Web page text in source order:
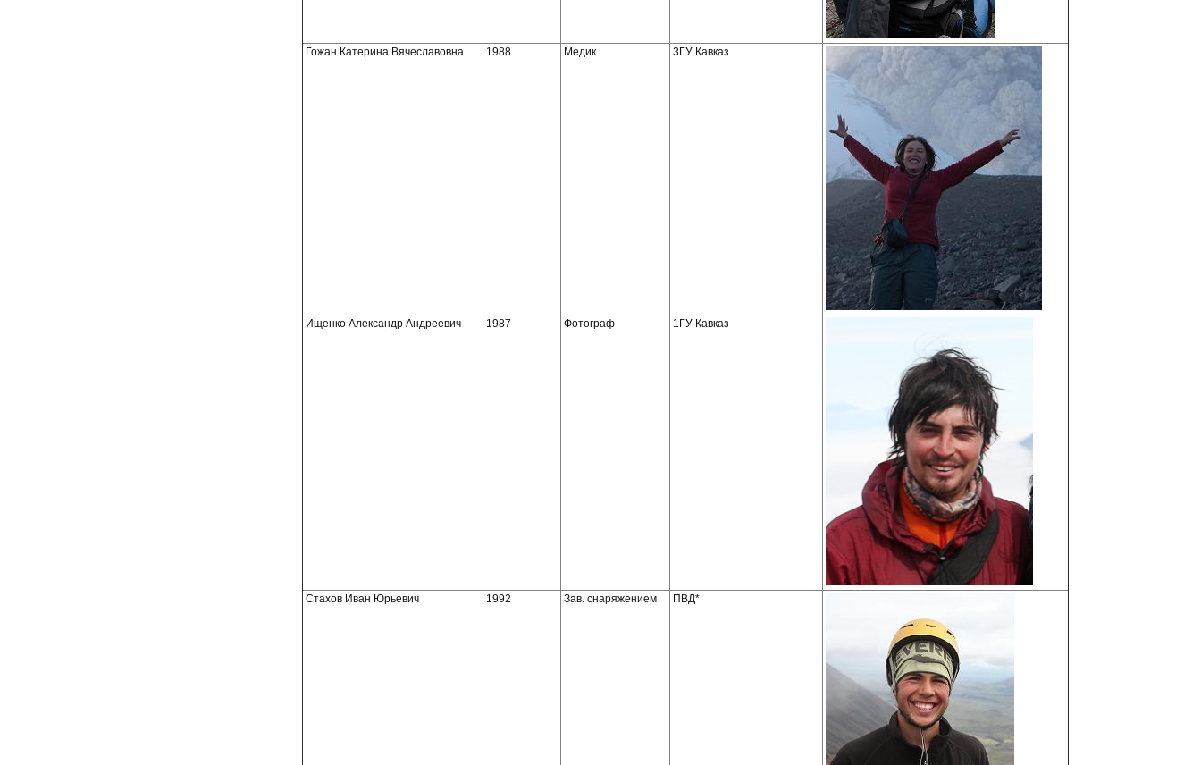
Гожан Катерина Вячеславовна 1988 Медик 3ГУ Кавказ
Ищенко Александр Андреевич 1987 Фотограф 1ГУ Кавказ
Стахов Иван Юрьевич 1992 Зав. снаряжением ПВД*